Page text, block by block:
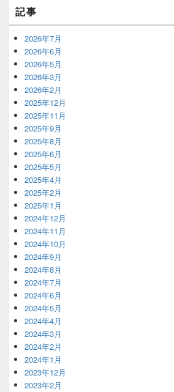
記事
2026年7月
2026年6月
2026年5月
2026年3月
2026年2月
2025年12月
2025年11月
2025年9月
2025年8月
2025年6月
2025年5月
2025年4月
2025年2月
2025年1月
2024年12月
2024年11月
2024年10月
2024年9月
2024年8月
2024年7月
2024年6月
2024年5月
2024年4月
2024年3月
2024年2月
2024年1月
2023年12月
2023年2月